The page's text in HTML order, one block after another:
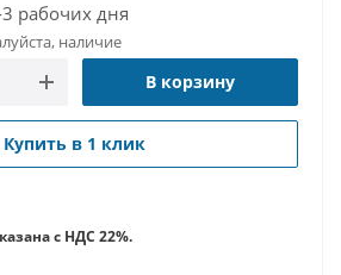
рабочих дня
наличие
В корзину
Купить в 1 клик
с НДС 22%.